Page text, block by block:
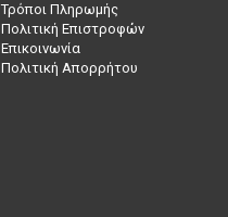
Τρόποι Πληρωμής
Πολιτική Επιστροφών
Επικοινωνία
Πολιτική Απορρήτου